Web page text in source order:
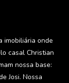
imobiliária onde
casal Christian
nossa base:
Josi. Nossa